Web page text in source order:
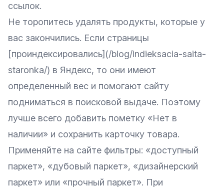
ссылок.
Не торопитесь удалять продукты, которые у
вас закончились. Если страницы
[проиндексировались](/blog/indieksacia-saita-
staronka/) в Яндекс, то они имеют
определенный вес и помогают сайту
подниматься в поисковой выдаче. Поэтому
лучше всего добавить пометку «Нет в
наличии» и сохранить карточку товара.
Применяйте на сайте фильтры: «доступный
паркет», «дубовый паркет», «дизайнерский
паркет» или «прочный паркет». При